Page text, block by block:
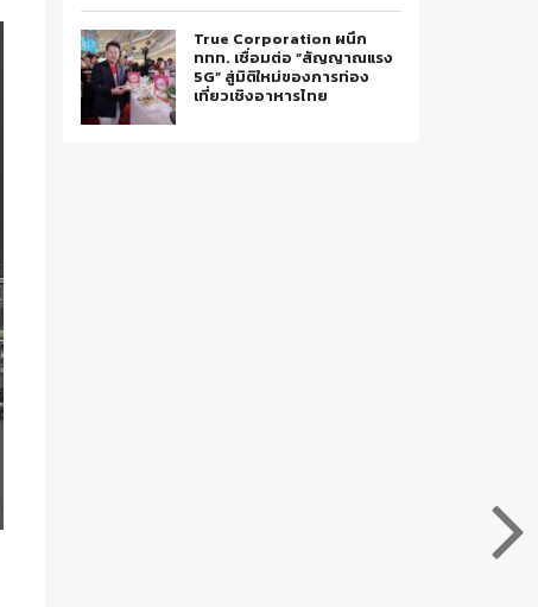
True Corporation ผนึก
ททท. เชื่อมต่อ “สัญญาณแรง
5G” สู่มิติใหม่ของการท่อง
เที่ยวเชิงอาหารไทย